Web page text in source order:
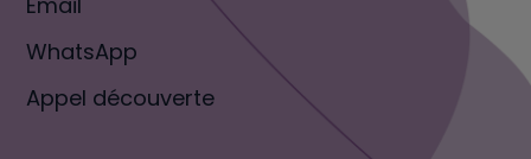
WhatsApp
Appel découverte